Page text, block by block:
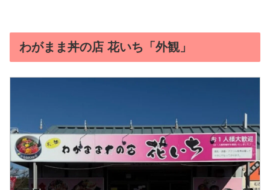
わがまま丼の店 花いち「外観」